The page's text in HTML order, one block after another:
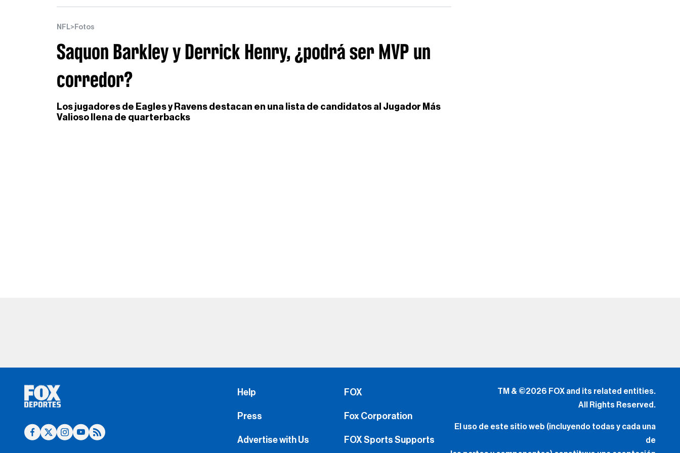
NFL> Fotos
Saquon Barkley y Derrick Henry, ¿podrá ser MVP un
corredor?
Los jugadores de Eagles y Ravens destacan en una lista de candidatos al Jugador Más
Valioso llena de quarterbacks
Help
Press
Advertise with Us
FOX
Fox Corporation
FOX Sports Supports
TM & ©2026 FOX and its related entities.
All Rights Reserved.
El uso de este sitio web (incluyendo todas y cada una
de